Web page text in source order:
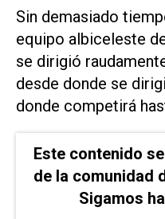
Sin demasiado
equipo albiceleste
se dirigió
desde donde se
donde competirá
Este contenido
de la comunidad
Sigamos